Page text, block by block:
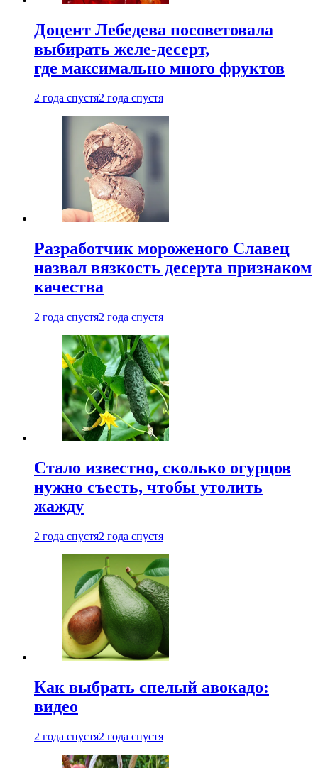
Доцент Лебедева посоветовала
выбирать желе-десерт,
где максимально много фруктов
2 года спустя2 года спустя
Разработчик мороженого Славец
назвал вязкость десерта признаком
качества
2 года спустя2 года спустя
Стало известно, сколько огурцов
нужно съесть, чтобы утолить
жажду
2 года спустя2 года спустя
Как выбрать спелый авокадо:
видео
2 года спустя2 года спустя